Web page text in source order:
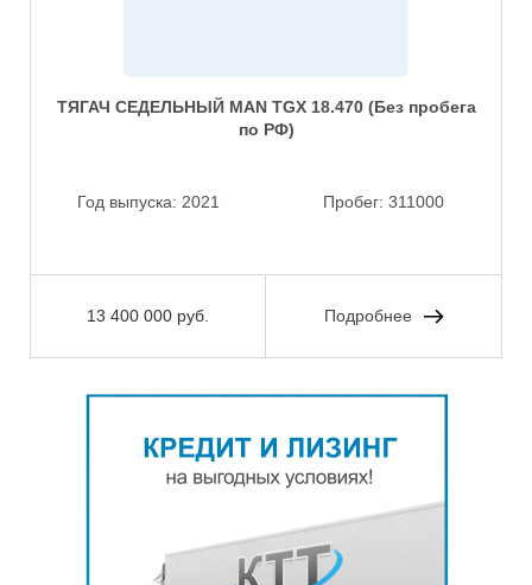
ТЯГАЧ СЕДЕЛЬНЫЙ MAN TGX 18.470 (Без пробега
по РФ)
Год выпуска: 2021 Пробег: 311000
13 400 000 руб. Подробнее